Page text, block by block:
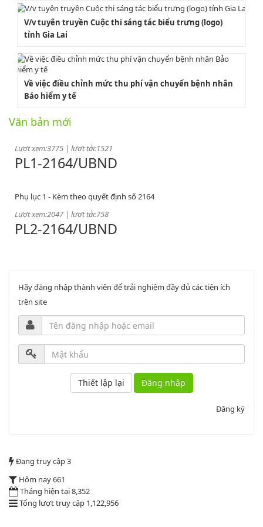
V/v tuyên truyền Cuộc thi sáng tác biểu trưng (logo)
tỉnh Gia Lai
Về việc điều chỉnh mức thu phí vận chuyển bệnh nhân
Bảo hiểm y tế
Văn bản mới
2164/QĐUBND
Quyết định phê duyệt danh mục vị trí việc làm
PL1-2164/UBND
Lượt xem:2047 | lượt tải:758
PL2-2164/UBND
PL3-2164/UBND
Phụ lục 3 - Kèm theo quyết định số 2164
Lượt xem:2012 | lượt tải:1159
52/2019/QH14
Luật sửa đổi, bổ sung một số điều của luật cán bộ, công chức. luật
Quyết định phê duyệt danh mục vị trí việc làm
Lượt xem:3775 | lượt tải:1521
PL1-2164/UBND
Hãy đăng nhập thành viên để trải nghiệm đầy đủ các tiện ích
trên site
Đăng nhập
Đăng ký
Đang truy cập3
Hôm nay661
Tháng hiện tại8,352
Tổng lượt truy cập 1,122,956